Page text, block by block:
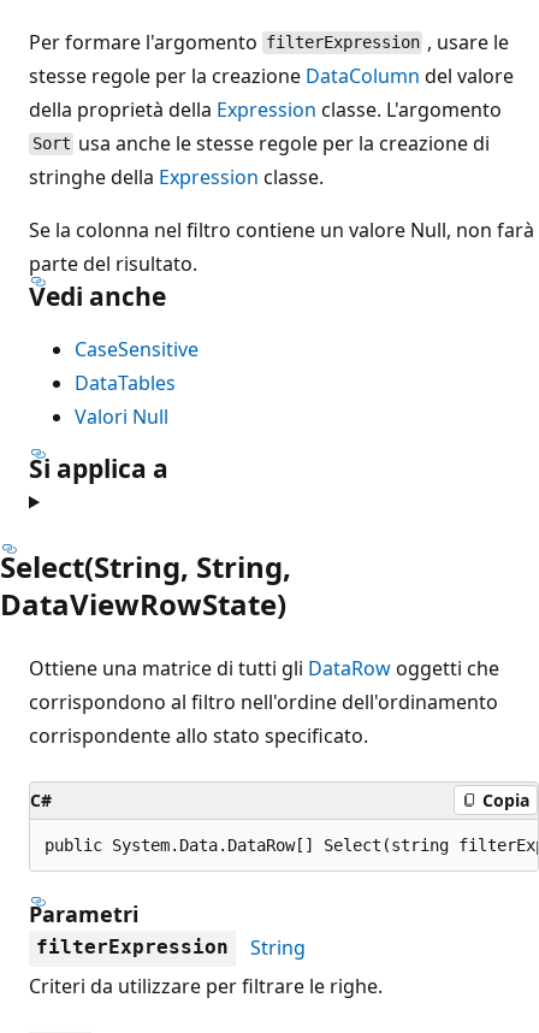
Per formare l'argomento filterExpression , usare le
stesse regole per la creazione DataColumn del valore
della proprietà della Expression classe. L'argomento
Sort usa anche le stesse regole per la creazione di
stringhe della Expression classe.
Se la colonna nel filtro contiene un valore Null, non farà
parte del risultato.
Vedi anche
CaseSensitive
DataTables
Valori Null
Si applica a
Select(String, String,
DataViewRowState)
Ottiene una matrice di tutti gli DataRowoggetti che
corrispondono al filtro nell'ordine dell'ordinamento
corrispondente allo stato specificato.
C# Copia
public System.Data.DataRow[] Select(string
Parametri
filterExpression
String
Criteri da utilizzare per filtrare le righe.